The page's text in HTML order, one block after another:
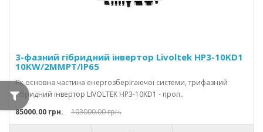
3-фазний гібридний інвертор Livoltek HP3-10KD1
10KW/2MMPT/IP65
Як основна частина енергозберігаючої системи, трифазний
гібридний інвертор LIVOLTEK HP3-10KD1 - проп..
85000.00 грн. 103000.00 грн.